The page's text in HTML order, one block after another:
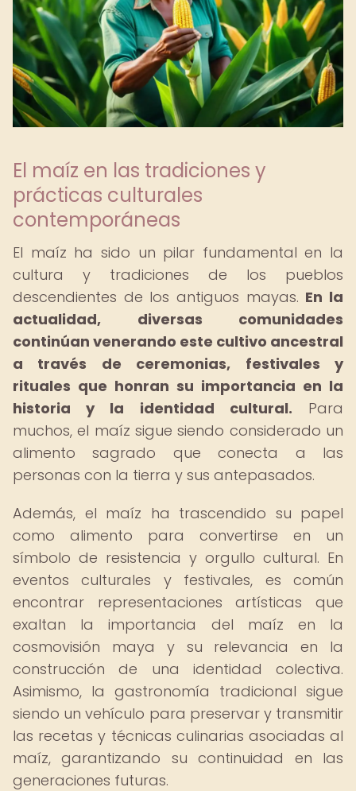
El maíz en las tradiciones y
prácticas culturales
contemporáneas
El maíz ha sido un pilar fundamental en la
cultura y tradiciones de los pueblos
descendientes de los antiguos mayas. En la
actualidad, diversas comunidades
continúan venerando este cultivo ancestral
a través de ceremonias, festivales y
rituales que honran su importancia en la
historia y la identidad cultural. Para
muchos, el maíz sigue siendo considerado un
alimento sagrado que conecta a las
personas con la tierra y sus antepasados.
Además, el maíz ha trascendido su papel
como alimento para convertirse en un
símbolo de resistencia y orgullo cultural. En
eventos culturales y festivales, es común
encontrar representaciones artísticas que
exaltan la importancia del maíz en la
cosmovisión maya y su relevancia en la
construcción de una identidad colectiva.
Asimismo, la gastronomía tradicional sigue
siendo un vehículo para preservar y transmitir
las recetas y técnicas culinarias asociadas al
maíz, garantizando su continuidad en las
generaciones futuras.